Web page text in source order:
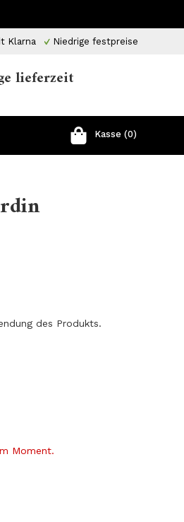
Klarna Niedrige festpreise
lieferzeit
Kasse (0)
des Produkts.
Moment.